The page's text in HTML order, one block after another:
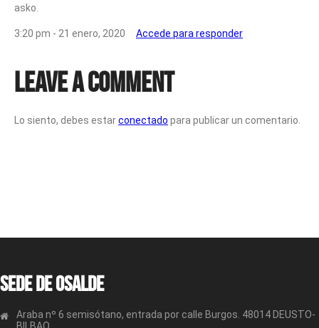
asko.
3:20 pm - 21 enero, 2020 Accede para responder
Leave a Comment
Lo siento, debes estarconectado para publicar un comentario.
Sede de OSALDE
Araba nº 6 semisótano, entrada por calle Burgos. 48014 DEUSTO-